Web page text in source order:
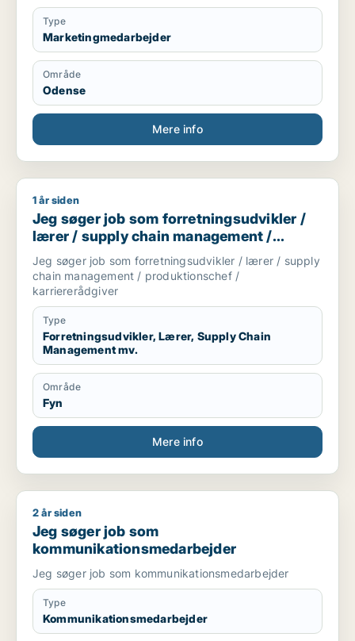
Type
Marketingmedarbejder
Område
Odense
Mere info
Jeg søger job som forretningsudvikler / lærer / supply
1 år siden
Jeg søger job som forretningsudvikler /
lærer / supply chain management /
produktionschef / karriererådgiver
Jeg søger job som forretningsudvikler / lærer / supply
chain management / produktionschef /
karriererådgiver
Type
Forretningsudvikler, Lærer, Supply Chain
Management mv.
Område
Fyn
Mere info
Jeg søger job som kommunikationsmedarbejder
2 år siden
Jeg søger job som
kommunikationsmedarbejder
Jeg søger job som kommunikationsmedarbejder
Type
Kommunikationsmedarbejder